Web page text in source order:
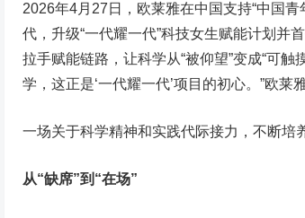
2026年4月27日，欧莱雅在中国支持“中国
代，升级“一代耀一代”科技女生赋能计划并
拉手赋能链路，让科学从“被仰望”变成“可
学，这正是‘一代耀一代’项目的初心。”欧莱
一场关于科学精神和实践代际接力，不断培
从“缺席”到“在场”